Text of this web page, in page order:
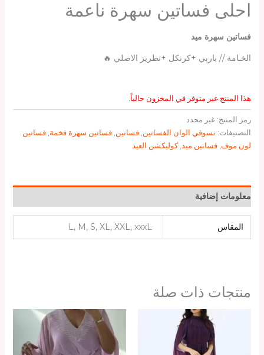
احلى فساتين سهرة ناعمة
فساتين سهرة ميد
الخـامة // باربي +كرنكل +تطريز الاصلي 🔥
هذا المنتج غير متوفر في المخزون حالياً.
رمز المنتج: غير محدد
التصنيفات: تسوقي الوان الفساتين, فساتين, فساتين سهرة فخمة, فساتين
لون موف, فساتين ميد,كوليكشن العيد
معلومات إضافية
المقاس L, M, S, XL, XXL, xxxL
منتجات ذات صلة